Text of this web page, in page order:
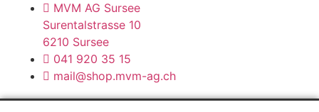
MVM AG Sursee
Surentalstrasse 10
6210 Sursee
041 920 35 15
mail@shop.mvm-ag.ch